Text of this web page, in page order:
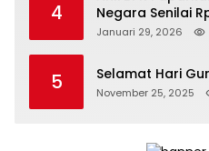
4
Negara Senilai
Persidangan
Januari 29, 2026
5 Selamat Hari
November 25, 2025